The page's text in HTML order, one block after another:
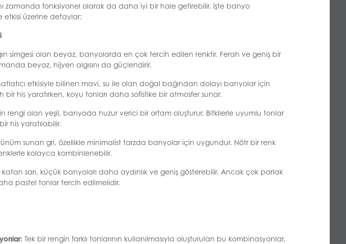
zamanda fonksiyonel olarak da daha iyi bir hale getirebilir. İşte banyo
etkisi üzerine detaylar:
simgesi olan beyaz, banyolarda en çok tercih edilen renktir. Ferah ve geniş bir
beyaz, hijyen algısını da güçlendirir.
etkisiyle bilinen mavi, su ile olan doğal bağından dolayı banyolar için
bir his yaratırken, koyu tonları daha sofistike bir atmosfer sunar.
rengi olan yeşil, banyoda huzur verici bir ortam oluşturur. Bitkilerle uyumlu tonlar
his yaratılabilir.
sunan gri, özellikle minimalist tarzda banyolar için uygundur. Nötr bir renk
kolayca kombinlenebilir.
katan sarı, küçük banyoları daha aydınlık ve geniş gösterebilir. Ancak çok parlak
pastel tonlar tercih edilmelidir.
Tek bir rengin farklı tonlarının kullanılmasıyla oluşturulan bu kombinasyonlar,